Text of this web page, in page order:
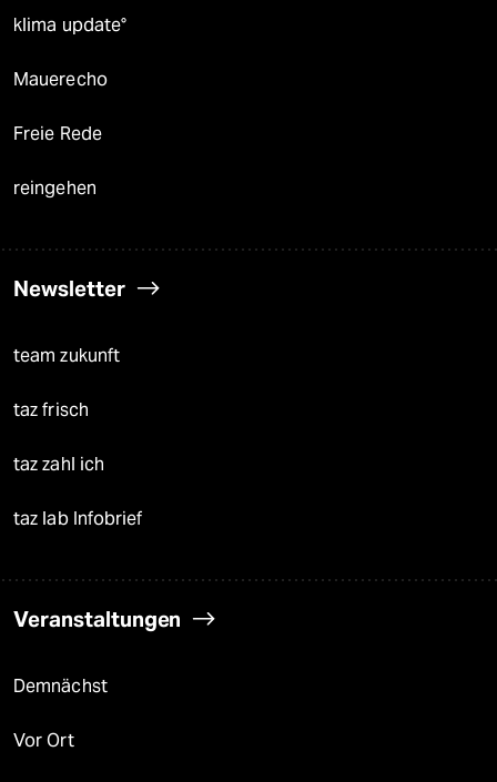
klima update°
Mauerecho
Freie Rede
reingehen
Newsletter
team zukunft
taz frisch
taz zahl ich
taz lab Infobrief
Veranstaltungen
Demnächst
Vor Ort